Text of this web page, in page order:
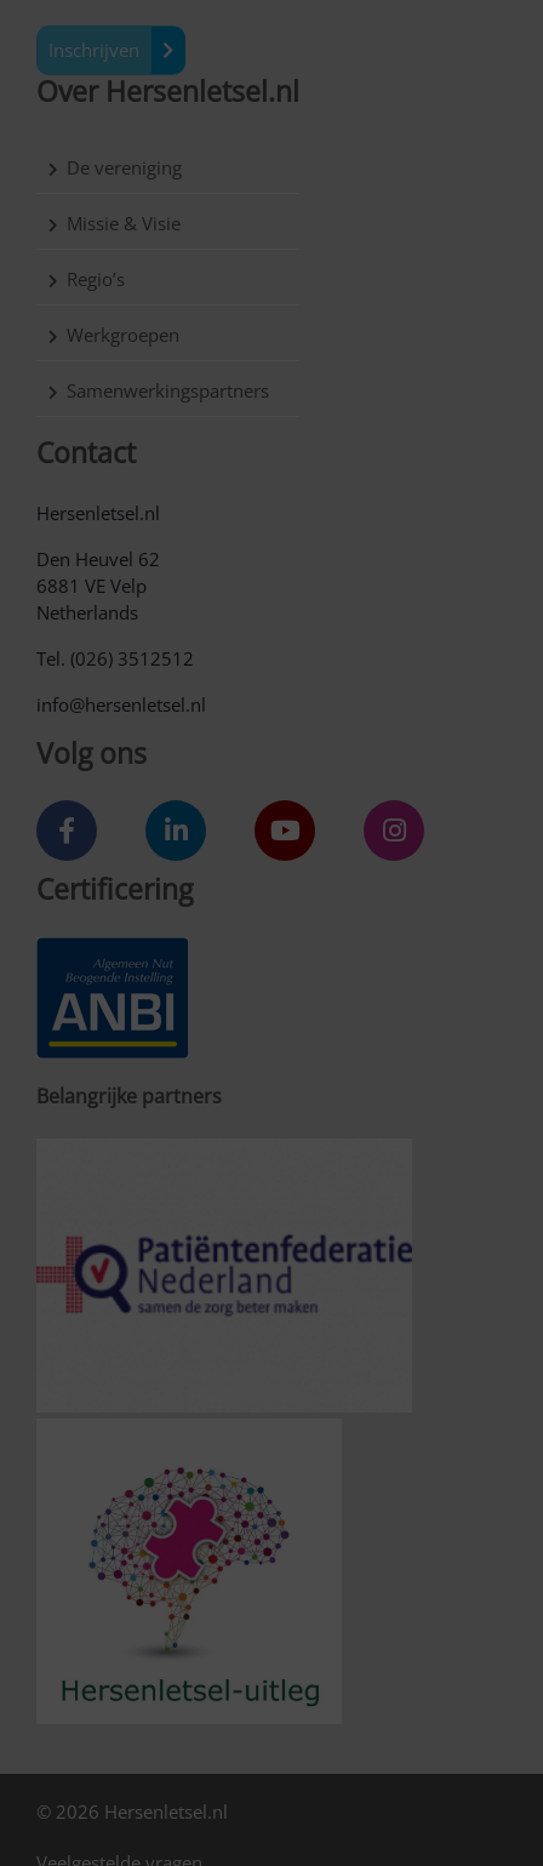
Inschrijven
Over Hersenletsel.nl
De vereniging
Missie & Visie
Regio’s
Werkgroepen
Samenwerkingspartners
Contact
Hersenletsel.nl
Den Heuvel 62
6881 VE Velp
Netherlands
Tel. (026) 3512512
info@hersenletsel.nl
Volg ons
Certificering
Belangrijke partners
© 2026 Hersenletsel.nl